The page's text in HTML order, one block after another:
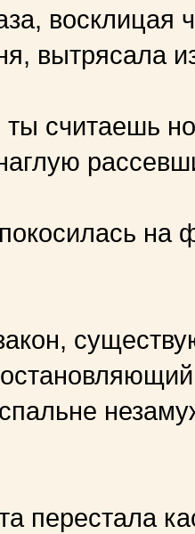
восклицая
вытрясала
считаешь
на
перестала